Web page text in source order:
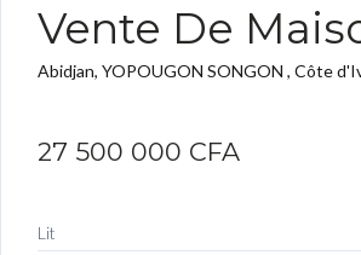
Vente De
Abidjan, YOPOUGON SONGON , Côte
27 500 000 CFA
Lit